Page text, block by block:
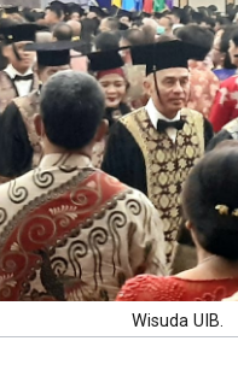
Wisuda UIB.